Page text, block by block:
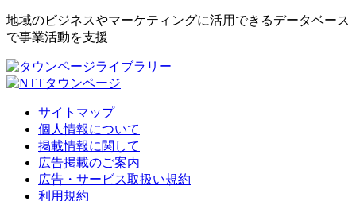
地域のビジネスやマーケティングに活用できるデータベース
で事業活動を支援
サイトマップ
個人情報について
掲載情報に関して
広告掲載のご案内
広告・サービス取扱い規約
利用規約